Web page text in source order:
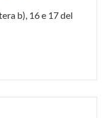
b), 16 e 17 del